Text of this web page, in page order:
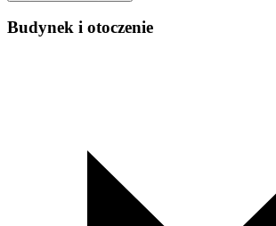
Budynek i otoczenie